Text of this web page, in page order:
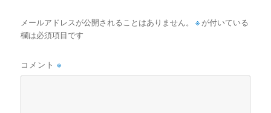
メールアドレスが公開されることはありません。 ※が付いている
欄は必須項目です
コメント※